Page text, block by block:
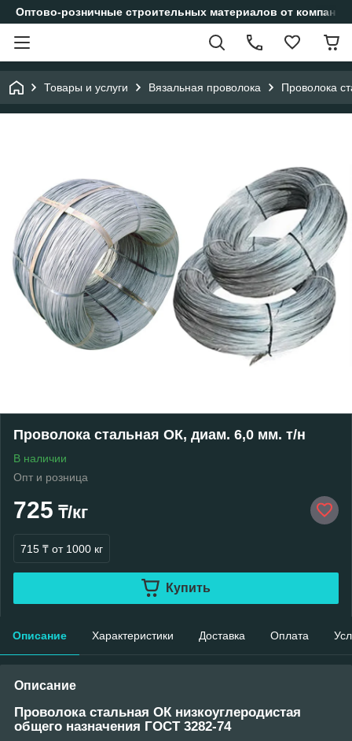
Оптово-розничные строительных материалов от
Товары и услуги Вязальная проволока Проволока
Проволока стальная ОК, диам. 6,0 мм. т/н
В наличии
Опт и розница
725 ₸/кг
715 ₸ от 1000 кг
Купить
Описание Характеристики Доставка Оплата
Описание
Проволока стальная ОК низкоуглеродистая
общего назначения ГОСТ 3282-74